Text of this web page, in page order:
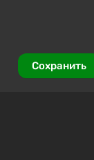
Сохранить